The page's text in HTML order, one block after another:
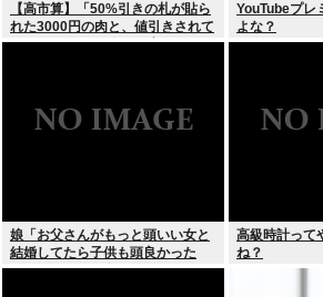
【高市算】「50%引きの札が貼ら
れた3000円の肉と、値引きされて
いない1000円の肉では安いのはど
YouTubeプレ
よな？
娘「お父さんがもっと頭いい女と
結婚してたら子供も頭良かった
よ。頭悪いクソ女と結婚してごめ
高級時計って
ね？